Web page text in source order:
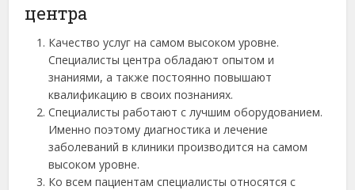
центра
Качество услуг на самом высоком уровне.
Специалисты центра обладают опытом и
знаниями, а также постоянно повышают
квалификацию в своих познаниях.
Специалисты работают с лучшим оборудованием.
Именно поэтому диагностика и лечение
заболеваний в клиники производится на самом
высоком уровне.
Ко всем пациентам специалисты относятся с